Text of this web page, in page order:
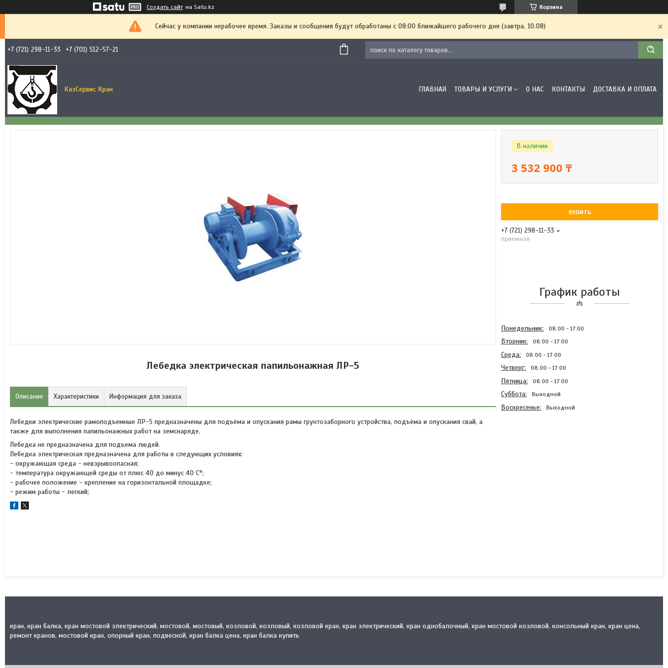
Создать сайт на Satu.kz Корзина
Сейчас у компании нерабочее время. Заказы и сообщения будут обработаны с 08:00 ближайшего рабочего дня (завтра, 10.08)
+7 (721) 298-11-33 +7 (701) 512-57-21
КазСервис Кран ГЛАВНАЯ ТОВАРЫ И УСЛУГИ О НАС КОНТАКТЫ ДОСТАВКА И ОПЛАТА
Лебедка электрическая папильонажная ЛР-5
Описание Характеристики Информация для заказа
Лебедки электрические рамоподъемные ЛР-5 предназначены для подъёма и опускания рамы грунтозаборного устройства, подъёма и опускания свай, а
также для выполнения папильонажных работ на земснаряде.
Лебедка не предназначена для подъема людей.
Лебедка электрическая предназначена для работы в следующих условиях:
- окружающая среда - невзрывоопасная;
- температура окружающей среды от плюс 40 до минус 40 С°;
- рабочее положение - крепление на горизонтальной площадке;
- режим работы - легкий;
В наличии
3 532 900 ₸
КУПИТЬ
+7 (721) 298-11-33
приемная
График работы
Понедельник 08:00 17:00
Вторник 08:00 17:00
Среда 08:00 17:00
Четверг 08:00 17:00
Пятница 08:00 17:00
Суббота Выходной
Воскресенье Выходной
кран, кран балка, кран мостовой электрический, мостовой, мостовый, козловой, козловый, козловой кран, кран электрический, кран однобалочный, кран мостовой козловой, консольный кран, кран цена,
ремонт кранов, мостовой кран, опорный кран, подвесной, кран балка цена, кран балка купить